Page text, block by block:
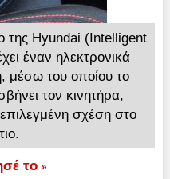
της Hyundai (Intelligent
έναν ηλεκτρονικά
μέσω του οποίου το
τον κινητήρα,
σχέση στο
το »